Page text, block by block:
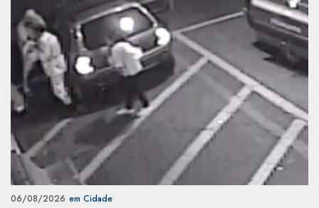
06/08/2026 em Cidade